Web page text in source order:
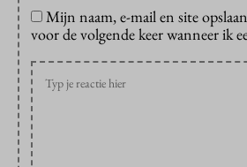
Mijn naam, e-mail en site
voor de volgende keer wanneer ik